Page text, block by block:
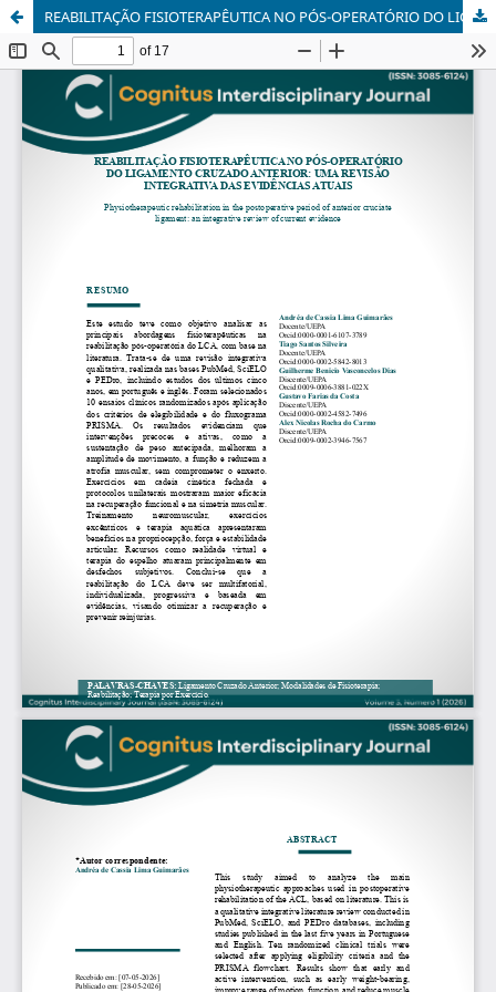
REABILITAÇÃO FISIOTERAPÊUTICA NO PÓS-OPERATÓRIO DO LIGAMENTO CRUZADO ANTERIOR: UMA REVISÃO INTEGRATIVA DAS EVIDÊNCIAS ATUAIS